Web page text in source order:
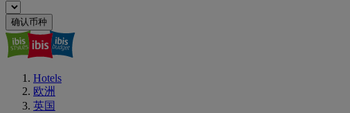
确认币种
Hotels
欧洲
英国